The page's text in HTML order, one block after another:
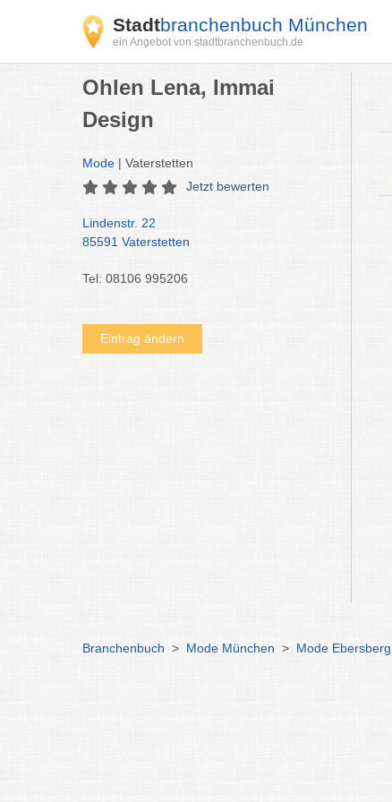
Stadtbranchenbuch München
ein Angebot von stadtbranchenbuch.de
Ohlen Lena, Immai
Design
Mode | Vaterstetten
Jetzt bewerten
Lindenstr. 22
85591 Vaterstetten
Tel: 08106 995206
Eintrag ändern
Branchenbuch > Mode München > Mode Ebersberg